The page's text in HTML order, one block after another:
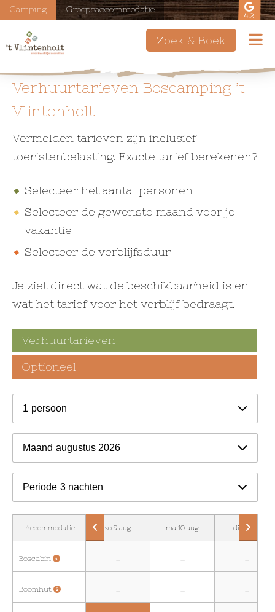
Camping Groepsaccommodatie
4.2
Zoek & Boek
Verhuurtarieven Boscamping ’t
Vlintenholt
Vermelden tarieven zijn inclusief
toeristenbelasting. Exacte tarief berekenen?
Selecteer het aantal personen
Selecteer de gewenste maand voor je
vakantie
Selecteer de verblijfsduur
Je ziet direct wat de beschikbaarheid is en
wat het tarief voor het verblijf bedraagt.
Verhuurtarieven
Optioneel
1 persoon
Maand augustus 2026
Periode 3 nachten
Accommodatie
Boscabin
Boomhut
zo 9 aug ma 10 aug di 11 aug
-
-